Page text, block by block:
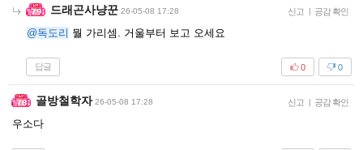
드래곤사냥꾼 26-05-08 17:28 신고 | 공감 확인
@독도리 뭘 가리셈. 거울부터 보고 오세요
답글 0
0
골방철학자 26-05-08 17:28 신고 | 공감 확인
우소다